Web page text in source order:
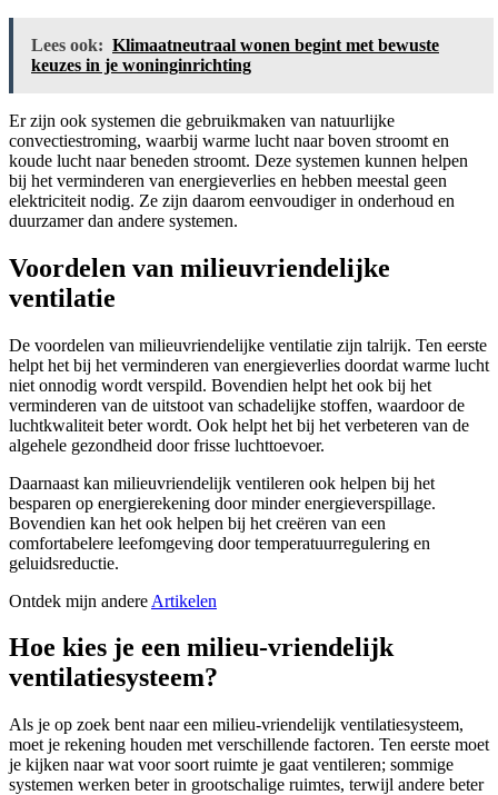
Lees ook: Klimaatneutraal wonen begint met bewuste
keuzes in je woninginrichting
Er zijn ook systemen die gebruikmaken van natuurlijke
convectiestroming, waarbij warme lucht naar boven stroomt en
koude lucht naar beneden stroomt. Deze systemen kunnen helpen
bij het verminderen van energieverlies en hebben meestal geen
elektriciteit nodig. Ze zijn daarom eenvoudiger in onderhoud en
duurzamer dan andere systemen.
Voordelen van milieuvriendelijke
ventilatie
De voordelen van milieuvriendelijke ventilatie zijn talrijk. Ten eerste
helpt het bij het verminderen van energieverlies doordat warme lucht
niet onnodig wordt verspild. Bovendien helpt het ook bij het
verminderen van de uitstoot van schadelijke stoffen, waardoor de
luchtkwaliteit beter wordt. Ook helpt het bij het verbeteren van de
algehele gezondheid door frisse luchttoevoer.
Daarnaast kan milieuvriendelijk ventileren ook helpen bij het
besparen op energierekening door minder energieverspillage.
Bovendien kan het ook helpen bij het creëren van een
comfortabelere leefomgeving door temperatuurregulering en
geluidsreductie.
Ontdek mijn andere Artikelen
Hoe kies je een milieu-vriendelijk
ventilatiesysteem?
Als je op zoek bent naar een milieu-vriendelijk ventilatiesysteem,
moet je rekening houden met verschillende factoren. Ten eerste moet
je kijken naar wat voor soort ruimte je gaat ventileren; sommige
systemen werken beter in grootschalige ruimtes, terwijl andere beter